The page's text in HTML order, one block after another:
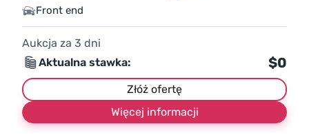
Front end
Aukcja za 3 dni
Aktualna stawka:
$0
Złóż ofertę
Więcej informacji